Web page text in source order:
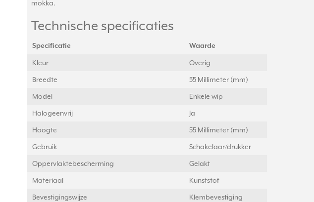
mokka.
Technische specificaties
Specificatie Waarde
Kleur Overig
Breedte 55 Millimeter (mm)
Model Enkele wip
Halogeenvrij Ja
Hoogte 55 Millimeter (mm)
Gebruik Schakelaar/drukker
Oppervlaktebescherming Gelakt
Materiaal Kunststof
Bevestigingswijze Klembevestiging